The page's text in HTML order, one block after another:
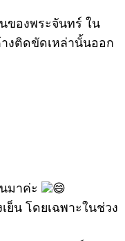
ของพระจันทร์ ใน
งติดขัดเหล่านั้นออก
มาค่ะ
ย็น โดยเฉพาะในช่วง